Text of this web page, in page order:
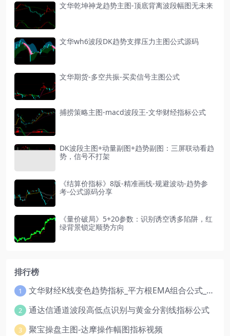
文华乾坤神龙趋势主图-顶底背离波段幅图无未来
文华wh6波段DK趋势支撑压力主图公式源码
文华期货-多空共振-买卖信号主图公式
捕捞策略主图-macd波段王-文华财经指标公式
DK波段主图+动量副图+趋势副图：三屏联动看趋
势，信号不打架
《结算价指标》8版-精准画线-规避波动-趋势参
考-公式源码分享
《量价破局》5+20参数：识别诱空诱多陷阱，红
绿背景锁定顺势方向
排行榜
1 文华财经K线变色趋势指标_平方根EMA组合公式_红绿波段操盘指标源码
2 通达信通道波段高低点识别与黄金分割线指标公式
3 聚宝操盘主图-达摩操作幅图指标视频